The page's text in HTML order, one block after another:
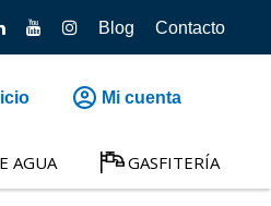
Blog Contacto
Mi cuenta
AGUA GASFITERÍA